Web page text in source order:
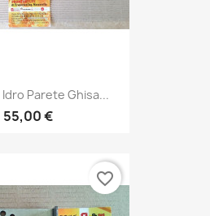
Parete Ghisa...
55,00 €
favorite_border